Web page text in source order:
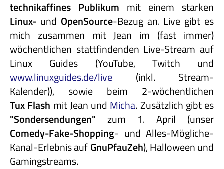
technikaffines Publikum mit einem starken
Linux- und OpenSource-Bezug an. Live gibt es
mich zusammen mit Jean im (fast immer)
wöchentlichen stattfindenden Live-Stream auf
Linux Guides (YouTube, Twitch und
www.linuxguides.de/live (inkl. Stream-
Kalender)), sowie beim 2-wöchentlichen
Tux Flash mit Jean und Micha. Zusätzlich gibt es
"Sondersendungen" zum 1. April (unser
Comedy-Fake-Shopping- und Alles-Mögliche-
Kanal-Erlebnis aufGnuPfauZeh), Halloween und
Gamingstreams.